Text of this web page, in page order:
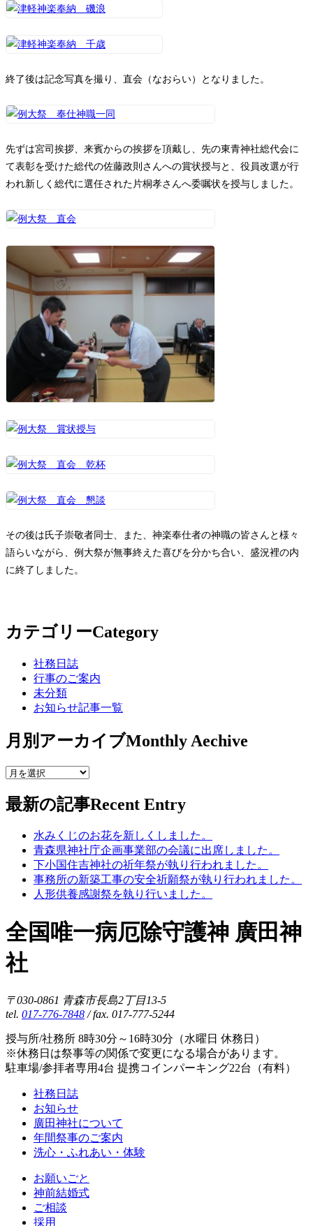
終了後は記念写真を撮り、直会（なおらい）となりました。
先ずは宮司挨拶、来賓からの挨拶を頂戴し、先の東青神社総代会に
て表彰を受けた総代の佐藤政則さんへの賞状授与と、役員改選が行
われ新しく総代に選任された片桐孝さんへ委嘱状を授与しました。
その後は氏子崇敬者同士、また、神楽奉仕者の神職の皆さんと様々
語らいながら、例大祭が無事終えた喜びを分かち合い、盛況裡の内
に終了しました。
カテゴリーCategory
社務日誌
行事のご案内
未分類
お知らせ記事一覧
月別アーカイブMonthly Aechive
最新の記事Recent Entry
水みくじのお花を新しくしました。
青森県神社庁企画事業部の会議に出席しました。
下小国住吉神社の祈年祭が執り行われました。
事務所の新築工事の安全祈願祭が執り行われました。
人形供養感謝祭を執り行いました。
全国唯一病厄除守護神 廣田神
社
〒030-0861 青森市長島2丁目13-5
tel. 017-776-7848 / fax. 017-777-5244
授与所/社務所 8時30分～16時30分（水曜日 休務日）
※休務日は祭事等の関係で変更になる場合があります。
駐車場/参拝者専用4台 提携コインパーキング22台（有料）
社務日誌
お知らせ
廣田神社について
年間祭事のご案内
洗心・ふれあい・体験
お願いごと
神前結婚式
ご相談
採用